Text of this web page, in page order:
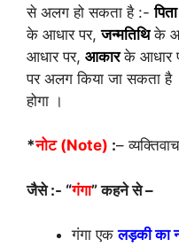
से अलग हो सकता है :-पिता
के आधार पर,जन्मतिथि के
आधार पर, आकार के आधार
पर अलग किया जा सकता है
होगा ।
*नोट (Note) :–
जैसे :- “गंगा” कहने से –
गंगा एकलड़की का